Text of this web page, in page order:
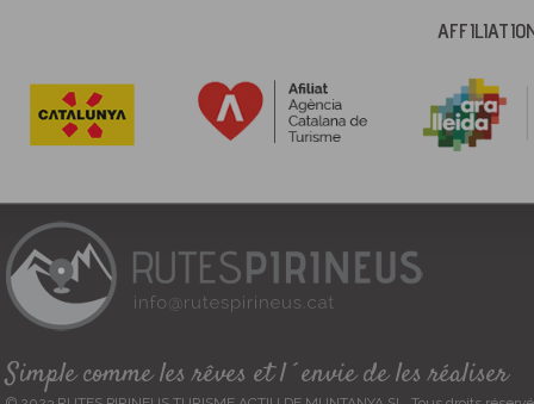
Simple comme les rêves et l´envie de les réaliser